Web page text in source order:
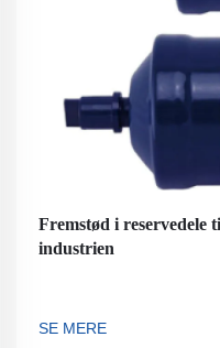
Fremstød i reservedele
industrien
SE MERE